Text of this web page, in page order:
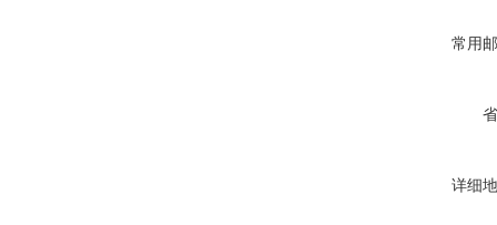
常用
详细